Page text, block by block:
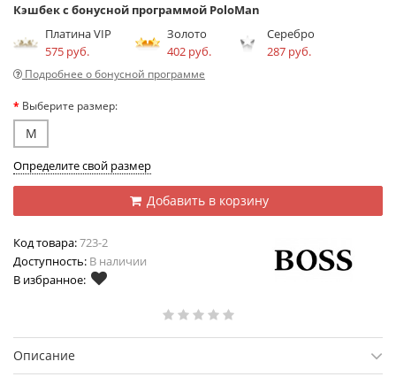
Кэшбек с бонусной программой PoloMan
Платина VIP
575 руб.
Золото
402 руб.
Серебро
287 руб.
Подробнее о бонусной программе
Выберите размер:
M
Определите свой размер
Добавить в корзину
Код товара:723-2
Доступность: В наличии
В избранное:
Описание